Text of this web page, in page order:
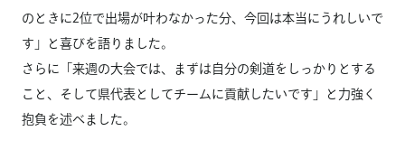
のときに2位で出場が叶わなかった分、今回は本当にうれしいで
す」と喜びを語りました。
さらに「来週の大会では、まずは自分の剣道をしっかりとする
こと、そして県代表としてチームに貢献したいです」と力強く
抱負を述べました。